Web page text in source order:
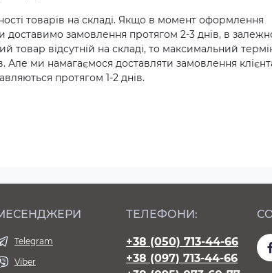
товарів на складі. Якщо в момент оформлення
доставимо замовлення протягом 2-3 днів, в
товар відсутній на складі, то максимальний
Але ми намагаємося доставляти замовлення
протягом 1-2 днів.
Telegram
Viber
ТЕЛЕФОНИ:
+38 (050) 713-44-66
+38 (097) 713-44-66